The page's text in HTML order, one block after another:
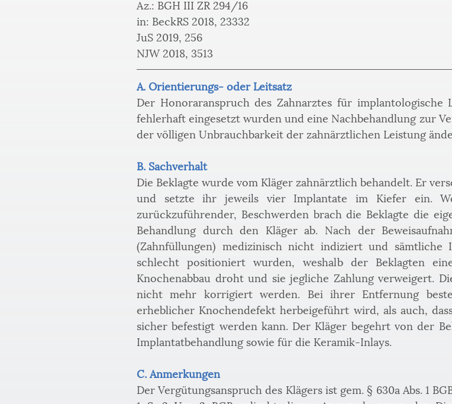
Az.: BGH III ZR 294/16
in: BeckRS 2018, 23332
JuS 2019, 256
NJW 2018, 3513
A. Orientierungs- oder Leitsatz
Der Honoraranspruch des Zahnarztes für
fehlerhaft eingesetzt wurden und eine Nachbehandlung zur
der völligen Unbrauchbarkeit der zahnärztlichen Leistung
B. Sachverhalt
Die Beklagte wurde vom Kläger zahnärztlich behandelt. Er
und setzte ihr jeweils vier Implantate im Kiefer ein.
zurückzuführender, Beschwerden brach die Beklagte die
Behandlung durch den Kläger ab. Nach der
(Zahnfüllungen) medizinisch nicht indiziert und sämtliche
schlecht positioniert wurden, weshalb der Beklagten
Knochenabbau droht und sie jegliche Zahlung verweigert.
nicht mehr korrigiert werden. Bei ihrer Entfernung
erheblicher Knochendefekt herbeigeführt wird, als auch,
sicher befestigt werden kann. Der Kläger begehrt von der
Implantatbehandlung sowie für die Keramik-Inlays.
C. Anmerkungen
Der Vergütungsanspruch des Klägers ist gem. § 630a Abs. 1